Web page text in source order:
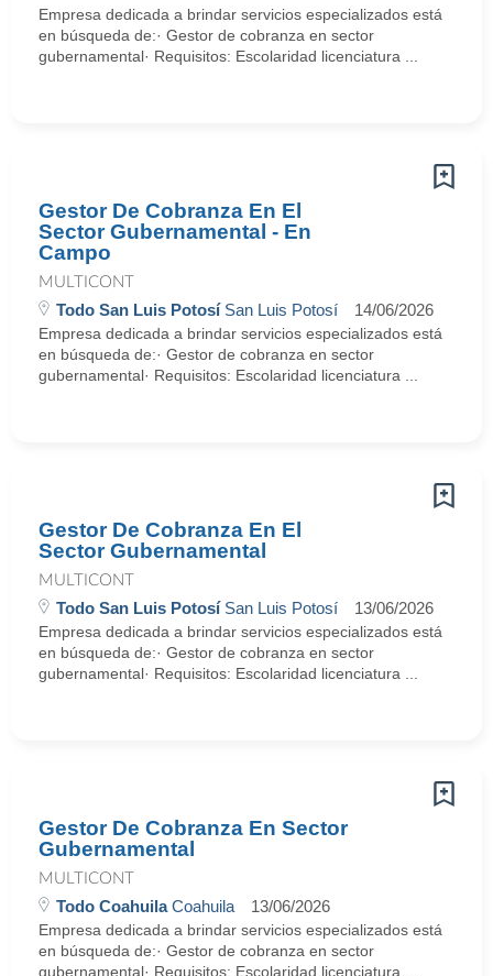
Empresa dedicada a brindar servicios especializados está
en búsqueda de:· Gestor de cobranza en sector
gubernamental· Requisitos: Escolaridad licenciatura ...
Gestor De Cobranza En El
Sector Gubernamental - En
Campo
MULTICONT
Todo San Luis PotosíSan Luis Potosí 14/06/2026
Empresa dedicada a brindar servicios especializados está
en búsqueda de:· Gestor de cobranza en sector
gubernamental· Requisitos: Escolaridad licenciatura ...
Gestor De Cobranza En El
Sector Gubernamental
MULTICONT
Todo San Luis PotosíSan Luis Potosí 13/06/2026
Empresa dedicada a brindar servicios especializados está
en búsqueda de:· Gestor de cobranza en sector
gubernamental· Requisitos: Escolaridad licenciatura ...
Gestor De Cobranza En Sector
Gubernamental
MULTICONT
Todo CoahuilaCoahuila 13/06/2026
Empresa dedicada a brindar servicios especializados está
en búsqueda de:· Gestor de cobranza en sector
gubernamental· Requisitos: Escolaridad licenciatura ...